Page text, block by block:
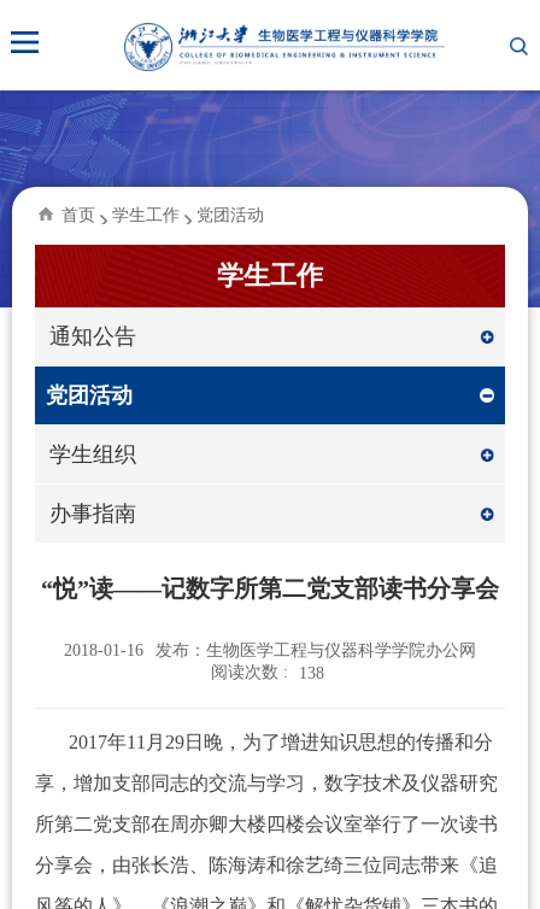
首页 学生工作 党团活动
学生工作
通知公告
党团活动
学生组织
办事指南
“悦”读——记数字所第二党支部读书分享会
2018-01-16
发布：生物医学工程与仪器科学学院办公网
阅读次数 :
138
2017年11 月 29日晚，为了增进知识思想的传播和分
享，增加支部同志的交流与学习，数字技术及仪器研究
所第二党支部在周亦卿大楼四楼会议室举行了一次读书
分享会，由张长浩、陈海涛和徐艺绮三位同志带来《追